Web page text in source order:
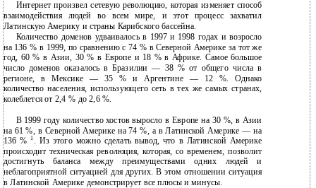
Интернет произвел сетевую революцию, которая изменяет способ
взаимодействия людей во всем мире, и этот процесс захватил
Латинскую Америку и страны Карибского бассейна.
Количество доменов удваивалось в 1997 и 1998 годах и возросло
на 136 % в 1999, по сравнению с 74 % в Северной Америке за тот же
год, 60 % в Азии, 30 % в Европе и 18 % в Африке. Самое большое
число доменов оказалось в Бразилии — 38 % от общего числа в
регионе, в Мексике — 35 % и Аргентине — 12 %. Однако
количество населения, использующего сеть в тех же самых странах,
колеблется от 2,4 % до 2,6 %.
В 1999 году количество хостов выросло в Европе на 30 %, в Азии
на 61 %, в Северной Америке на 74 %, а в Латинской Америке — на
136 %1 . Из этого можно сделать вывод, что в Латинской Америке
происходит техническая революция, которая, со временем, позволит
достигнуть баланса между преимуществами одних людей и
неблагоприятной ситуацией для других. В этом отношении ситуация
в Латинской Америке демонстрирует все плюсы и минусы.